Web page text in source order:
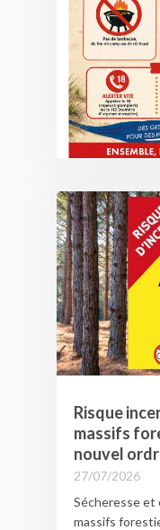
🔥 Risque
vigilance !
28/07/2026
En raison du
d’incendie
réflexes
naturels de
Risque
massifs
nouvel
27/07/2026
Sécheresse et
massifs